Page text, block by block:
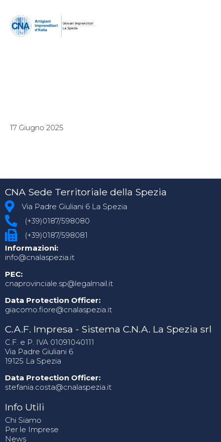
17 Giugno 2025
CNA Sede Territoriale della Spezia
Via Padre Giuliani 6 La Spezia
(+39)0187/598080
(+39)0187/598081
Informazioni:
info@cnalaspezia.it
PEC:
cnaprovinciale.sp@legalmail.it
Data Protection Officer:
giacomo.fiore@cnalaspezia.it
C.A.F. Impresa - Sistema C.N.A. La Spezia srl
C.F. e P. IVA 01091040111
Via Padre Giuliani 6
19125 La Spezia
Data Protection Officer:
stefania.costa@cnalaspezia.it
Info Utili
Chi Siamo
Per le Imprese
News